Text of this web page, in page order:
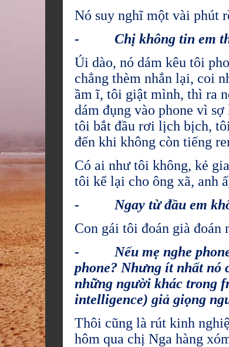
Nó suy nghĩ một vài phút
- Chị không tin em thì
Úi dào, nó dám kêu tôi
chẳng thèm nhắn lại, coi
ầm ĩ, tôi giật mình, thì ra
dám đụng vào phone vì
tôi bắt đầu rơi lịch bịch,
đến khi không còn tiếng
Có ai như tôi không, kẻ
tôi kể lại cho ông xã, anh
- Ngay từ đầu em
Con gái tôi đoán già đoán
- Nếu mẹ nghe phone,
phone? Nhưng ít nhất nó
những người khác trong
intelligence) giả giọng
Thôi cũng là rút kinh
hôm qua chị Nga hàng